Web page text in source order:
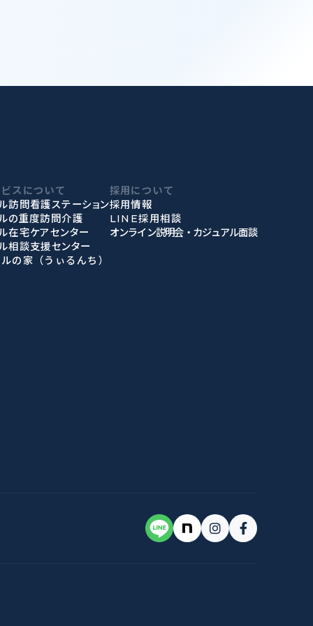
スについて
訪問看護ステーション
の重度訪問介護
在宅ケアセンター
相談支援センター
の家（うぃるんち）
採用について
採用情報
LINE採用相談
オンライン説明会・カジュアル面談